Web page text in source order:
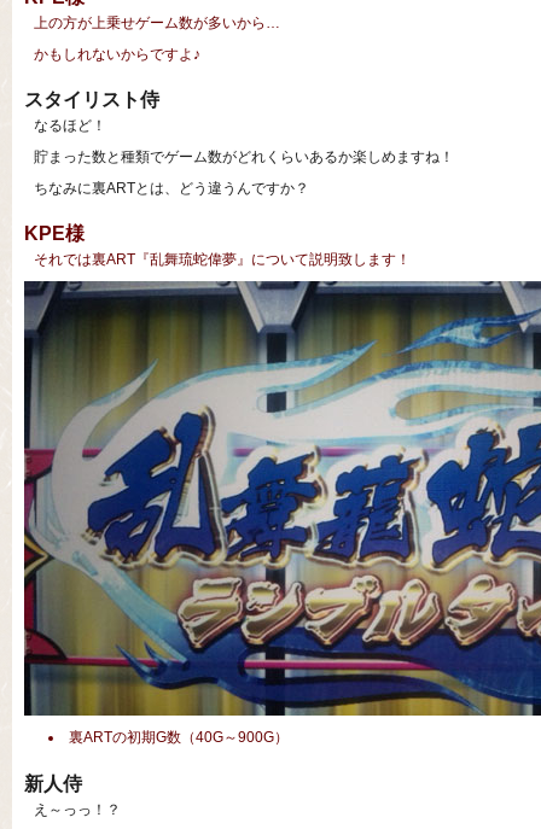
上の方が上乗せゲーム数が多いから…
かもしれないからですよ♪
スタイリスト侍
なるほど！
貯まった数と種類でゲーム数がどれくらいあるか楽しめますね！
ちなみに裏ARTとは、どう違うんですか？
KPE様
それでは裏ART『乱舞琉蛇偉夢』について説明致します！
裏ARTの初期G数（40G～900G）
新人侍
え～っっ！？